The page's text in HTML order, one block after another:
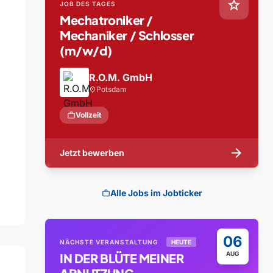
star
JOB DES TAGES
Mechatroniker /
Mechaniker / Schlosser
(m/w/d)
R.O.M. GmbH
location_on Potsdam
workVollzeit
Jetzt bewerben arrow_forward
workAlle Jobs im Jobticker
06
AUG
NÄCHSTE VERANSTALTUNG HEUTE
IN DER BLÜTE MEINER